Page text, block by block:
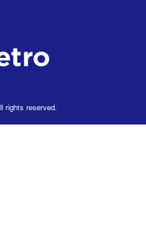
rights reserved.